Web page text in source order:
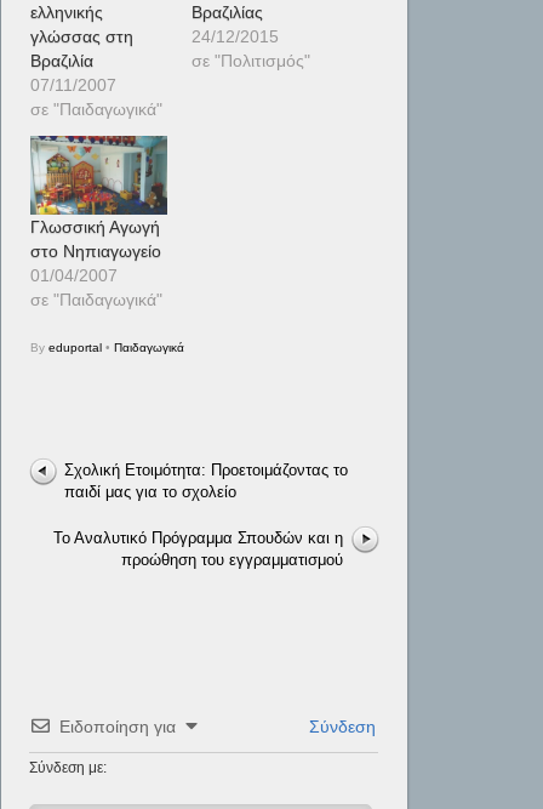
ελληνικής
γλώσσας στη
Βραζιλία
07/11/2007
σε "Παιδαγωγικά"
Βραζιλίας
24/12/2015
σε "Πολιτισμός"
Γλωσσική Αγωγή
στο Νηπιαγωγείο
01/04/2007
σε "Παιδαγωγικά"
Byeduportal • Παιδαγωγικά
Σχολική Ετοιμότητα: Προετοιμάζοντας το
παιδί μας για το σχολείο
Το Αναλυτικό Πρόγραμμα Σπουδών και η
προώθηση του εγγραμματισμού
Ειδοποίηση για Σύνδεση
Σύνδεση με: